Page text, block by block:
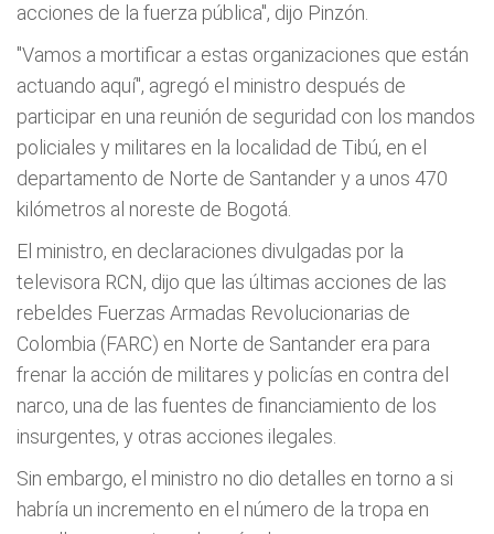
acciones de la fuerza pública", dijo Pinzón.
"Vamos a mortificar a estas organizaciones que están
actuando aquí", agregó el ministro después de
participar en una reunión de seguridad con los mandos
policiales y militares en la localidad de Tibú, en el
departamento de Norte de Santander y a unos 470
kilómetros al noreste de Bogotá.
El ministro, en declaraciones divulgadas por la
televisora RCN, dijo que las últimas acciones de las
rebeldes Fuerzas Armadas Revolucionarias de
Colombia (FARC) en Norte de Santander era para
frenar la acción de militares y policías en contra del
narco, una de las fuentes de financiamiento de los
insurgentes, y otras acciones ilegales.
Sin embargo, el ministro no dio detalles en torno a si
habría un incremento en el número de la tropa en